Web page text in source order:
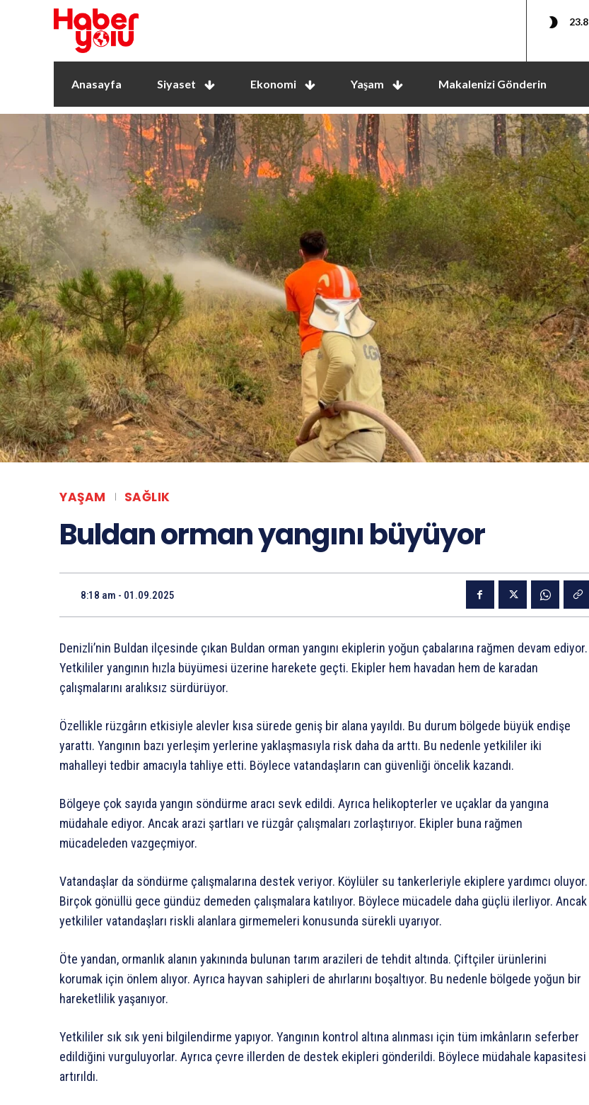
23.8
Anasayfa Siyaset Ekonomi Yaşam Makalenizi Gönderin
YAŞAM SAĞLIK
Buldan orman yangını büyüyor
8:18 am - 01.09.2025
Denizli’nin Buldan ilçesinde çıkan Buldan orman yangını ekiplerin yoğun çabalarına rağmen devam ediyor.
Yetkililer yangının hızla büyümesi üzerine harekete geçti. Ekipler hem havadan hem de karadan
çalışmalarını aralıksız sürdürüyor.
Özellikle rüzgârın etkisiyle alevler kısa sürede geniş bir alana yayıldı. Bu durum bölgede büyük endişe
yarattı. Yangının bazı yerleşim yerlerine yaklaşmasıyla risk daha da arttı. Bu nedenle yetkililer iki
mahalleyi tedbir amacıyla tahliye etti. Böylece vatandaşların can güvenliği öncelik kazandı.
Bölgeye çok sayıda yangın söndürme aracı sevk edildi. Ayrıca helikopterler ve uçaklar da yangına
müdahale ediyor. Ancak arazi şartları ve rüzgâr çalışmaları zorlaştırıyor. Ekipler buna rağmen
mücadeleden vazgeçmiyor.
Vatandaşlar da söndürme çalışmalarına destek veriyor. Köylüler su tankerleriyle ekiplere yardımcı oluyor.
Birçok gönüllü gece gündüz demeden çalışmalara katılıyor. Böylece mücadele daha güçlü ilerliyor. Ancak
yetkililer vatandaşları riskli alanlara girmemeleri konusunda sürekli uyarıyor.
Öte yandan, ormanlık alanın yakınında bulunan tarım arazileri de tehdit altında. Çiftçiler ürünlerini
korumak için önlem alıyor. Ayrıca hayvan sahipleri de ahırlarını boşaltıyor. Bu nedenle bölgede yoğun bir
hareketlilik yaşanıyor.
Yetkililer sık sık yeni bilgilendirme yapıyor. Yangının kontrol altına alınması için tüm imkânların seferber
edildiğini vurguluyorlar. Ayrıca çevre illerden de destek ekipleri gönderildi. Böylece müdahale kapasitesi
artırıldı.